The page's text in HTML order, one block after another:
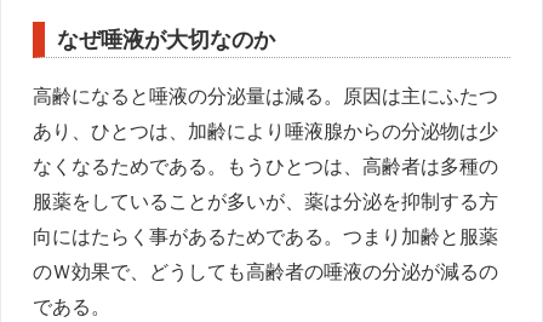
なぜ唾液が大切なのか
高齢になると唾液の分泌量は減る。原因は主にふたつ
あり、ひとつは、加齢により唾液腺からの分泌物は少
なくなるためである。もうひとつは、高齢者は多種の
服薬をしていることが多いが、薬は分泌を抑制する方
向にはたらく事があるためである。つまり加齢と服薬
のＷ効果で、どうしても高齢者の唾液の分泌が減るの
である。